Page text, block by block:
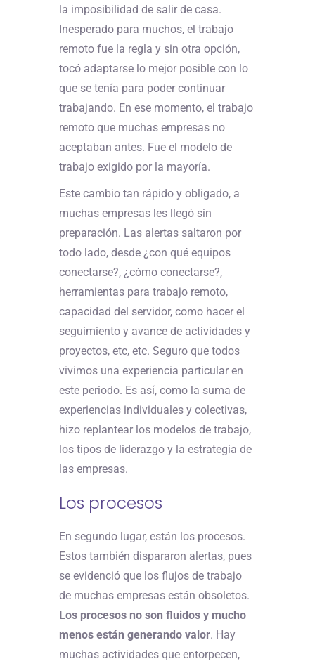
la imposibilidad de salir de casa.
Inesperado para muchos, el trabajo
remoto fue la regla y sin otra opción,
tocó adaptarse lo mejor posible con lo
que se tenía para poder continuar
trabajando. En ese momento, el trabajo
remoto que muchas empresas no
aceptaban antes. Fue el modelo de
trabajo exigido por la mayoría.
Este cambio tan rápido y obligado, a
muchas empresas les llegó sin
preparación. Las alertas saltaron por
todo lado, desde ¿con qué equipos
conectarse?, ¿cómo conectarse?,
herramientas para trabajo remoto,
capacidad del servidor, como hacer el
seguimiento y avance de actividades y
proyectos, etc, etc. Seguro que todos
vivimos una experiencia particular en
este periodo. Es así, como la suma de
experiencias individuales y colectivas,
hizo replantear los modelos de trabajo,
los tipos de liderazgo y la estrategia de
las empresas.
Los procesos
En segundo lugar, están los procesos.
Estos también dispararon alertas, pues
se evidenció que los flujos de trabajo
de muchas empresas están obsoletos.
Los procesos no son fluidos y mucho
menos están generando valor. Hay
muchas actividades que entorpecen,